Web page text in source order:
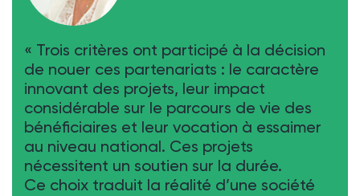
« Trois critères ont participé à la décision
de nouer ces partenariats : le caractère
innovant des projets, leur impact
considérable sur le parcours de vie des
bénéficiaires et leur vocation à essaimer
au niveau national. Ces projets
nécessitent un soutien sur la durée.
Ce choix traduit la réalité d’une société